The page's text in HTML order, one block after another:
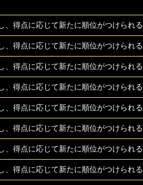
、得点に応じて新たに順位がつけられる
、得点に応じて新たに順位がつけられる
、得点に応じて新たに順位がつけられる
、得点に応じて新たに順位がつけられる
、得点に応じて新たに順位がつけられる
、得点に応じて新たに順位がつけられる
、得点に応じて新たに順位がつけられる
、得点に応じて新たに順位がつけられる